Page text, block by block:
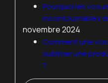
Pourquoi les
incontournables
novembre 2024
Comment une
sublimer une
?